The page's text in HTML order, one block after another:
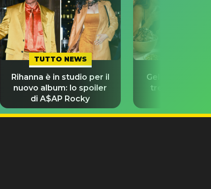
TUTTO NEWS
Rihanna è in studio per il
nuovo album: lo spoiler
di A$AP Rocky
Gelato all you
trend social